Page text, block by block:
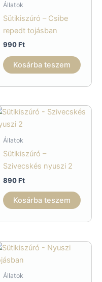
Állatok
Sütikiszúró – Csibe
repedt tojásban
990Ft
Kosárba teszem
Állatok
Sütikiszúró –
Szivecskés nyuszi 2
890Ft
Kosárba teszem
Állatok